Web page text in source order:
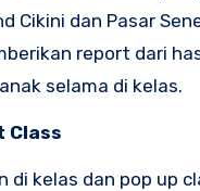
Cikini dan Pasar
report dari
selama di kelas.
Class
di kelas dan pop up